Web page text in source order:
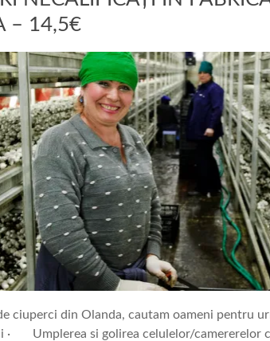
– 14,5€
ciuperci din Olanda, cautam oameni pentru
· Umplerea si golirea celulelor/camererelor